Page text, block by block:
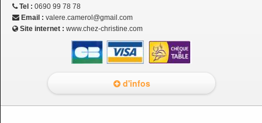
Tel : 0690 99 78 78
Email : valere.camerol@gmail.com
Site internet : www.chez-christine.com
d'infos